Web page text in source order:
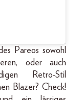
Pareos sowohl
oder auch
Retro-Stil
Blazer? Check!